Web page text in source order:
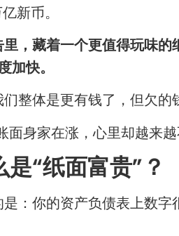
新币。
里，藏着一个更值得玩味
加快。
整体是更有钱了，但欠的
面身家在涨，心里却越来
“纸面富贵”？
：你的资产负债表上数